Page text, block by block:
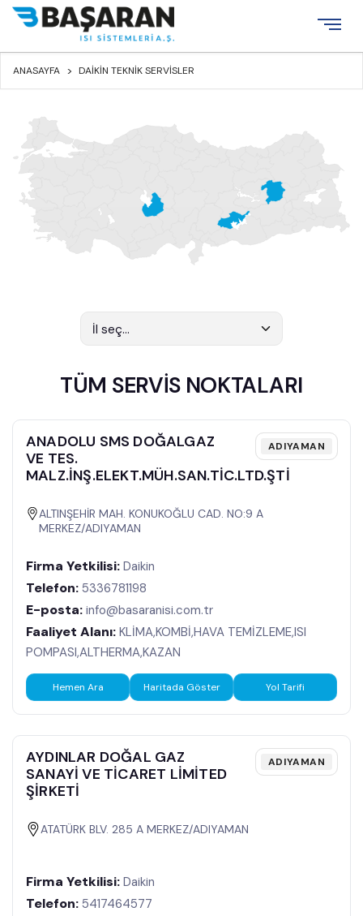
×
Kurumsal
Ürünler
İnşaat
Teknik
FIYAT
LISTELERI
AL
ANASAYFA DAIKIN TEKNIK SERVISLER
TÜM SERVİS NOKTALARI
ADIYAMAN
ANADOLU SMS DOĞALGAZ
VE TES.
MALZ.İNŞ.ELEKT.MÜH.SAN.TİC.LTD.ŞTİ
ALTINŞEHİR MAH. KONUKOĞLU CAD. NO:9 A
MERKEZ/ADIYAMAN
Firma Yetkilisi: Daikin
Telefon: 5336781198
E-posta: info@basaranisi.com.tr
Faaliyet Alanı: KLİMA,KOMBİ,HAVA TEMİZLEME,ISI
POMPASI,ALTHERMA,KAZAN
Hemen Ara Haritada Göster Yol Tarifi
ADIYAMAN
AYDINLAR DOĞAL GAZ
SANAYİ VE TİCARET LİMİTED
ŞİRKETİ
ATATÜRK BLV. 285 A MERKEZ/ADIYAMAN
Firma Yetkilisi: Daikin
Telefon: 5417464577